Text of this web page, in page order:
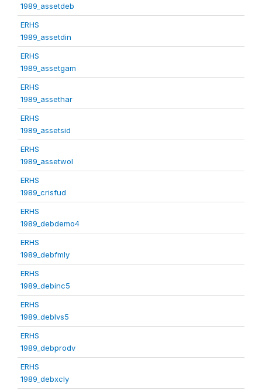
1989_assetdeb
ERHS
1989_assetdin
ERHS
1989_assetgam
ERHS
1989_assethar
ERHS
1989_assetsid
ERHS
1989_assetwol
ERHS
1989_crisfud
ERHS
1989_debdemo4
ERHS
1989_debfmly
ERHS
1989_debinc5
ERHS
1989_deblvs5
ERHS
1989_debprodv
ERHS
1989_debxcly